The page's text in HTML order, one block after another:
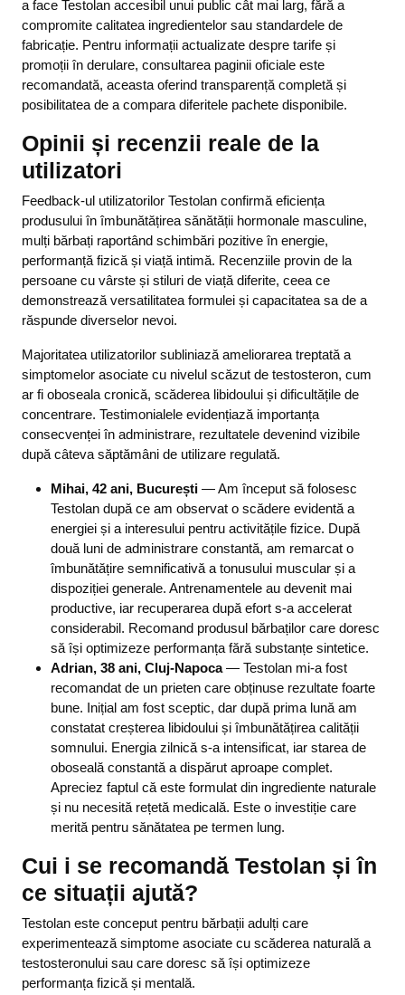
a face Testolan accesibil unui public cât mai larg, fără a
compromite calitatea ingredientelor sau standardele de
fabricație. Pentru informații actualizate despre tarife și
promoții în derulare, consultarea paginii oficiale este
recomandată, aceasta oferind transparență completă și
posibilitatea de a compara diferitele pachete disponibile.
Opinii și recenzii reale de la
utilizatori
Feedback-ul utilizatorilor Testolan confirmă eficiența
produsului în îmbunătățirea sănătății hormonale masculine,
mulți bărbați raportând schimbări pozitive în energie,
performanță fizică și viață intimă. Recenziile provin de la
persoane cu vârste și stiluri de viață diferite, ceea ce
demonstrează versatilitatea formulei și capacitatea sa de a
răspunde diverselor nevoi.
Majoritatea utilizatorilor subliniază ameliorarea treptată a
simptomelor asociate cu nivelul scăzut de testosteron, cum
ar fi oboseala cronică, scăderea libidoului și dificultățile de
concentrare. Testimonialele evidențiază importanța
consecvenței în administrare, rezultatele devenind vizibile
după câteva săptămâni de utilizare regulată.
Mihai, 42 ani, București — Am început să folosesc
Testolan după ce am observat o scădere evidentă a
energiei și a interesului pentru activitățile fizice. După
două luni de administrare constantă, am remarcat o
îmbunătățire semnificativă a tonusului muscular și a
dispoziției generale. Antrenamentele au devenit mai
productive, iar recuperarea după efort s-a accelerat
considerabil. Recomand produsul bărbaților care doresc
să își optimizeze performanța fără substanțe sintetice.
Adrian, 38 ani, Cluj-Napoca— Testolan mi-a fost
recomandat de un prieten care obținuse rezultate foarte
bune. Inițial am fost sceptic, dar după prima lună am
constatat creșterea libidoului și îmbunătățirea calității
somnului. Energia zilnică s-a intensificat, iar starea de
oboseală constantă a dispărut aproape complet.
Apreciez faptul că este formulat din ingrediente naturale
și nu necesită rețetă medicală. Este o investiție care
merită pentru sănătatea pe termen lung.
Cui i se recomandă Testolan și în
ce situații ajută?
Testolan este conceput pentru bărbații adulți care
experimentează simptome asociate cu scăderea naturală a
testosteronului sau care doresc să își optimizeze
performanța fizică și mentală.